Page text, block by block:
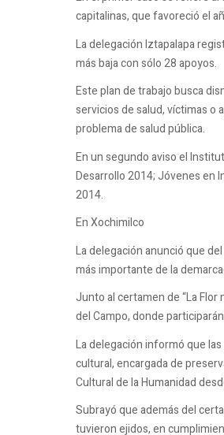
capitalinas, que favoreció el
La delegación Iztapalapa
más baja con sólo 28 apoyos.
Este plan de trabajo busca
servicios de salud, víctimas o
problema de salud pública.
En un segundo aviso el
Desarrollo 2014; Jóvenes en
2014.
En Xochimilco
La delegación anunció que
más importante de la
Junto al certamen de “La
del Campo, donde
La delegación informó que
cultural, encargada de
Cultural de la Humanidad
Subrayó que además del
tuvieron ejidos, en